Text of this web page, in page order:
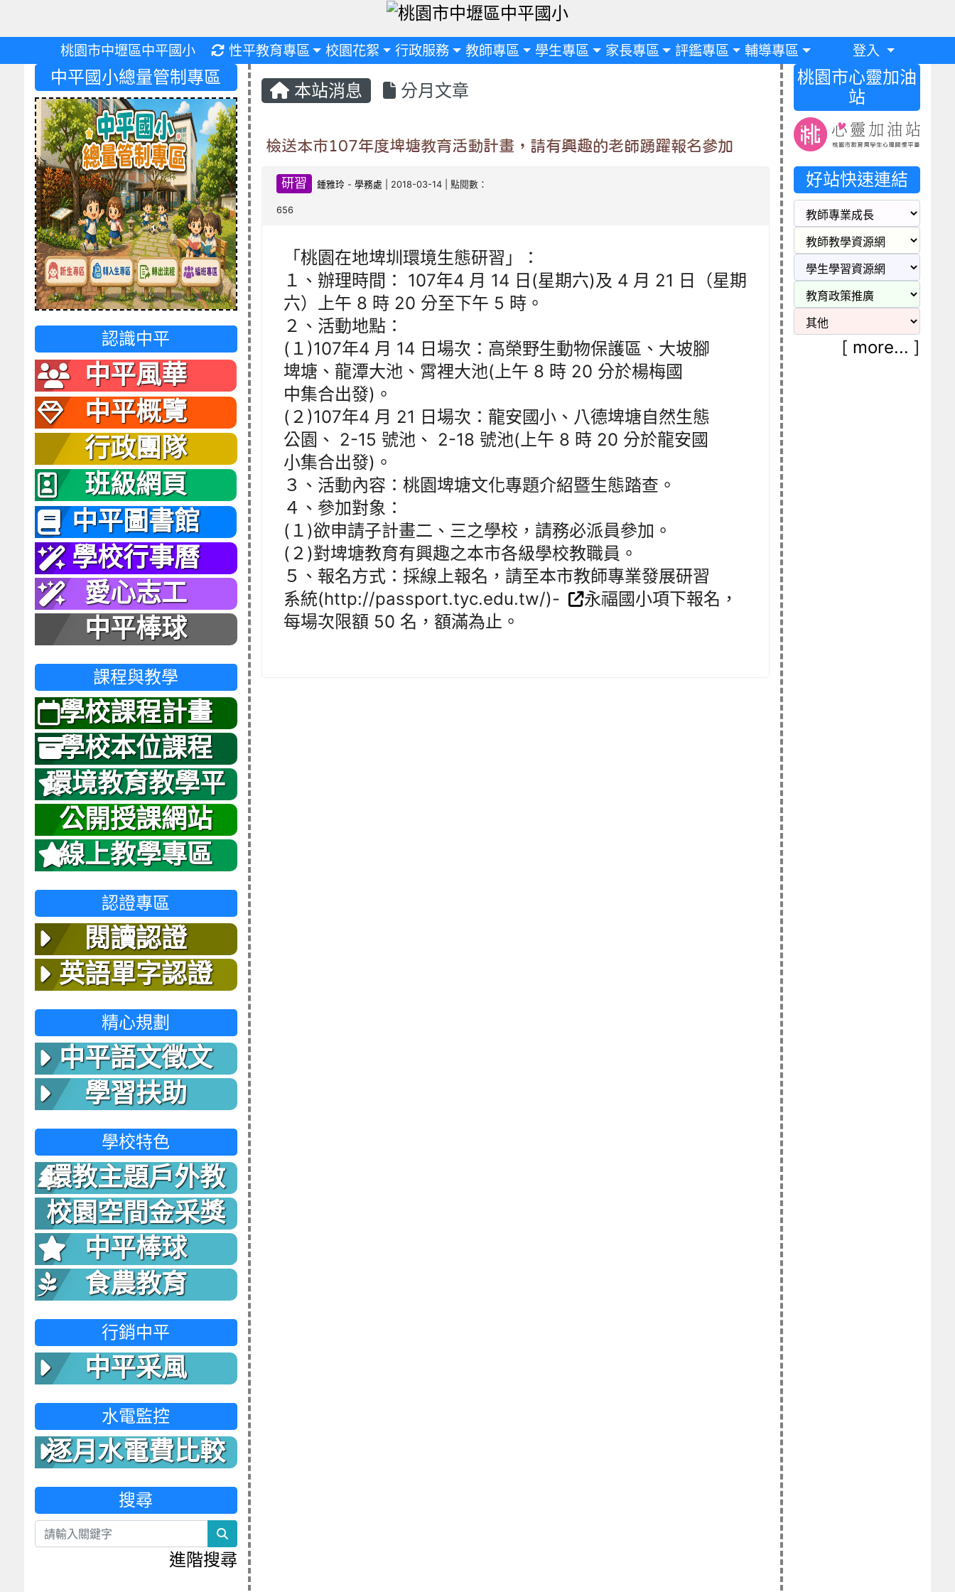
桃園市中壢區中平國小 重新取得佈景設定
性平教育專區 校園花絮 行政服務 教師專區 學生專區 家長專區 評鑑專區 輔導專區 登入
本站消息 分月文章
檢送本市107年度埤塘教育活動計畫，請有興趣的老師踴躍報名參加
研習 鍾雅玲 -學務處 | 2018-03-14 | 點閱數：
656
「桃園在地埤圳環境生態研習」：
１、辦理時間： 107年4 月 14 日(星期六)及 4 月 21 日（星期
六）上午 8 時 20 分至下午 5 時。
２、活動地點：
(１)107年4 月 14 日場次：高榮野生動物保護區、大坡腳
埤塘、龍潭大池、霄裡大池(上午 8 時 20 分於楊梅國
中集合出發)。
(２)107年4 月 21 日場次：龍安國小、八德埤塘自然生態
公園、 2-15 號池、 2-18 號池(上午 8 時 20 分於龍安國
小集合出發)。
３、活動內容：桃園埤塘文化專題介紹暨生態踏查。
４、參加對象：
(１)欲申請子計畫二、三之學校，請務必派員參加。
(２)對埤塘教育有興趣之本市各級學校教職員。
５、報名方式：採線上報名，請至本市教師專業發展研習
系統(http://passport.tyc.edu.tw/)-
永福國小項下報名，
每場次限額 50 名，額滿為止。
中平國小總量管制專區
認識中平
中平風華
中平概覽
行政團隊
班級網頁
中平圖書館
學校行事曆
愛心志工
中平棒球
課程與教學
學校課程計畫
學校本位課程
環境教育教學平
台
公開授課網站
線上教學專區
認證專區
閱讀認證
英語單字認證
精心規劃
中平語文徵文
學習扶助
學校特色
環教主題戶外教
室
校園空間金采獎
中平棒球
食農教育
行銷中平
中平采風
水電監控
逐月水電費比較
表
搜尋
search
進階搜尋
桃園市心靈加油
站
好站快速連結
[ more... ]